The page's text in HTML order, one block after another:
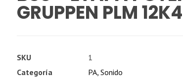
GRUPPEN PLM
SKU
1
Categoría
PA, Sonido